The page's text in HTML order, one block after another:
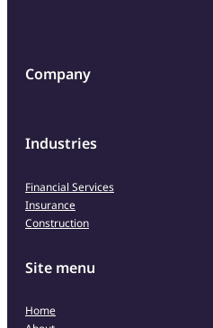
Company
Industries
Financial Services
Insurance
Construction
Site menu
Home